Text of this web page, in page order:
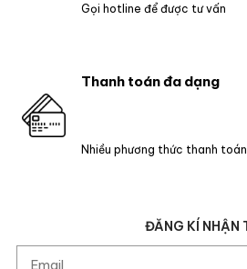
Gọi hotline để được tư vấn
Thanh toán đa dạng
Nhiều phương thức thanh
ĐĂNG KÍ NHẬN